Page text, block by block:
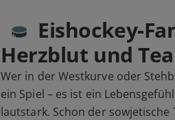
Herzblut und
Wer in der Westkurve oder
ein Spiel – es ist ein
lautstark. Schon der sowjetische